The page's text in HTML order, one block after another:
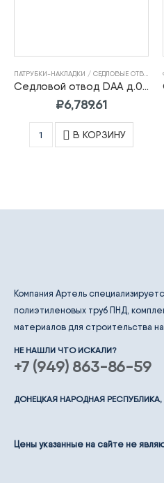
Седловой отвод DAA д.0125/0063 SDR11 ПЭ100 FRIALEN
₽6,789.61
В КОРЗИНУ
Компания Артель
полиэтиленовых труб ПНД,
материалов для строительства
НЕ НАШЛИ ЧТО ИСКАЛИ?
+7 (949) 863-86-59
ДОНЕЦКАЯ НАРОДНАЯ РЕСПУБЛИКА,
Цены указанные на сайте не